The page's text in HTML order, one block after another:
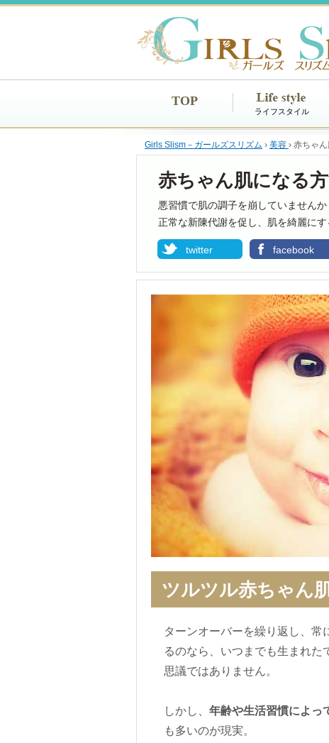
TOP
ライフスタイル
Girls Slism－ガールズスリズム › 美容 › 赤ちゃ
赤ちゃん肌になる
悪習慣で肌の調子を崩していません
正常な新陳代謝を促し、肌を綺麗にす
twitter facebook
ツルツル赤ちゃん
ターンオーバーを繰り返し、常
るのなら、いつまでも生まれた
思議ではありません。
しかし、 年齢や生活習慣によっ
も多いのが現実。